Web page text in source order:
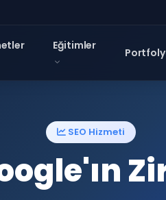
Eğitimler
SEO Hizmeti